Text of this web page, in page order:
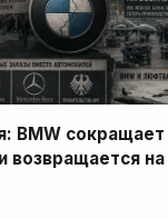
BMW
возвращается